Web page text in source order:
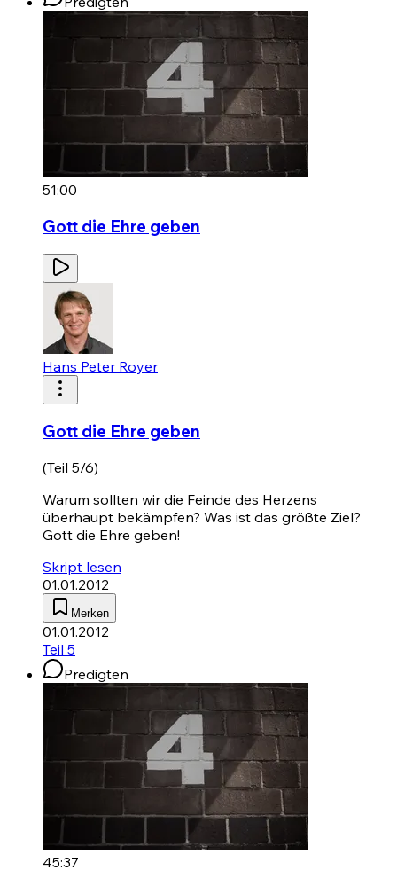
51:00
Gott die Ehre geben
Hans Peter Royer
Gott die Ehre geben
(Teil 5/6)
Warum sollten wir die Feinde des Herzens
überhaupt bekämpfen? Was ist das größte Ziel?
Gott die Ehre geben!
Skript lesen
01.01.2012
Merken
01.01.2012
Teil 5
Predigten
45:37